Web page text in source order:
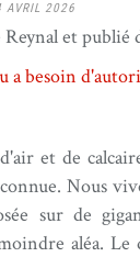
AVRIL 2026
et publié
et de
Nous
sur de
aléa.